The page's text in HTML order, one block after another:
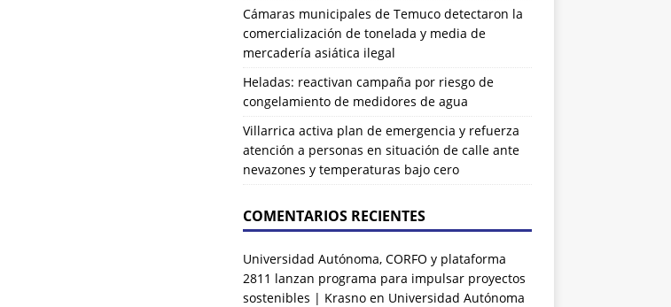
Cámaras municipales de Temuco detectaron la
comercialización de tonelada y media de
mercadería asiática ilegal
Heladas: reactivan campaña por riesgo de
congelamiento de medidores de agua
Villarrica activa plan de emergencia y refuerza
atención a personas en situación de calle ante
nevazones y temperaturas bajo cero
COMENTARIOS RECIENTES
Universidad Autónoma, CORFO y plataforma
2811 lanzan programa para impulsar proyectos
sostenibles | Krasnoen Universidad Autónoma